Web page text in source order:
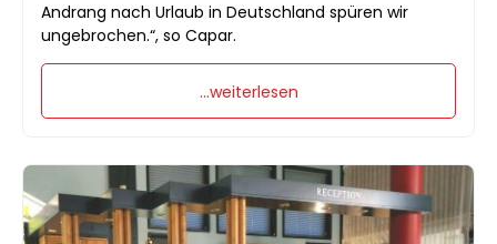
Andrang nach Urlaub in Deutschland spüren wir
ungebrochen.“, so Capar.
...weiterlesen